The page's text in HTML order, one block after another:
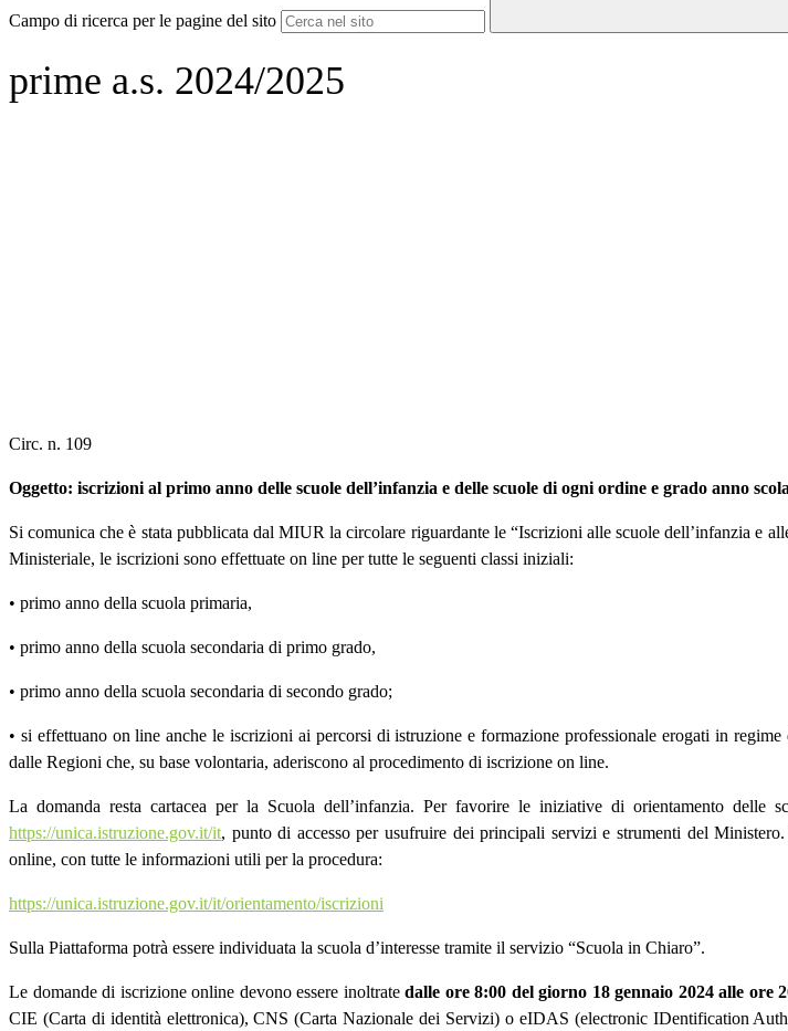
Campo di ricerca per le pagine del sito
prime a.s. 2024/2025
Circ. n. 109
Oggetto: iscrizioni al primo anno delle scuole dell’infanzia e delle scuole di ogni ordine e grado anno
Si comunica che è stata pubblicata dal MIUR la circolare riguardante le “Iscrizioni alle scuole dell’infanzia e
Ministeriale, le iscrizioni sono effettuate on line per tutte le seguenti classi iniziali:
• primo anno della scuola primaria,
• primo anno della scuola secondaria di primo grado,
• primo anno della scuola secondaria di secondo grado;
• si effettuano on line anche le iscrizioni ai percorsi di istruzione e formazione professionale erogati in
dalle Regioni che, su base volontaria, aderiscono al procedimento di iscrizione on line.
La domanda resta cartacea per la Scuola dell’infanzia. Per favorire le iniziative di orientamento
https://unica.istruzione.gov.it/it, punto di accesso per usufruire dei principali servizi e strumenti del
online, con tutte le informazioni utili per la procedura:
https://unica.istruzione.gov.it/it/orientamento/iscrizioni
Sulla Piattaforma potrà essere individuata la scuola d’interesse tramite il servizio “Scuola in Chiaro”.
Le domande di iscrizione online devono essere inoltratedalle ore 8:00 del giorno 18 gennaio 2024 alle ore
CIE (Carta di identità elettronica), CNS (Carta Nazionale dei Servizi) o eIDAS (electronic IDentification